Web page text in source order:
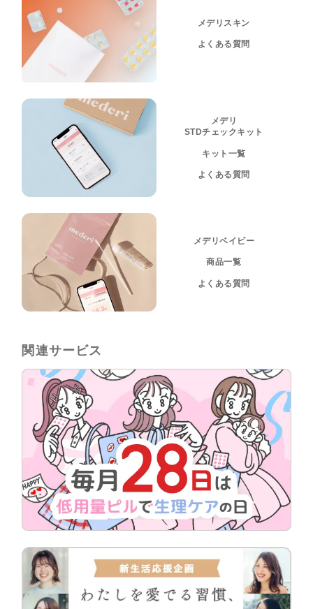
メデリスキン
よくある質問
メデリ
STDチェックキット
キット一覧
よくある質問
メデリベイビー
商品一覧
よくある質問
関連サービス